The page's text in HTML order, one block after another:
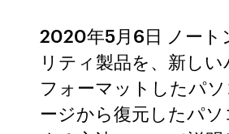
2020年5月6日 ノート
リティ製品を、新しい
フォーマットしたパ
ージから復元したパ